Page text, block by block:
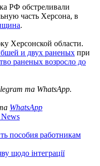
РФ обстреливали
часть Херсона, в
.
Херсонской области.
и двух раненых при
раненых возросло до
та WhatsApp.
WhatsApp
пособия работникам
щодо інтеграції